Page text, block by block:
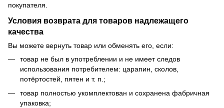
покупателя.
Условия возврата для товаров надлежащего
качества
Вы можете вернуть товар или обменять его, если:
товар не был в употреблении и не имеет следов
использования потребителем: царапин, сколов,
потёртостей, пятен и т. п.;
товар полностью укомплектован и сохранена фабричная
упаковка;